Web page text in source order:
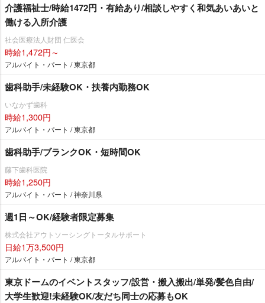
介護福祉士/時給1472円・有給あり/相談しやすく和気あいあいと
働ける入所介護
社会医療法人財団 仁医会
時給1,472円～
アルバイト・パート / 東京都
歯科助手/未経験OK・扶養内勤務OK
いなかず歯科
時給1,300円
アルバイト・パート / 東京都
歯科助手/ブランクOK・短時間OK
藤下歯科医院
時給1,250円
アルバイト・パート / 神奈川県
週1日～OK/経験者限定募集
株式会社アウトソーシングトータルサポート
日給1万3,500円
アルバイト・パート / 東京都
東京ドームのイベントスタッフ/設営・搬入搬出/単発/髪色自由/
大学生歓迎!未経験OK/友だち同士の応募もOK